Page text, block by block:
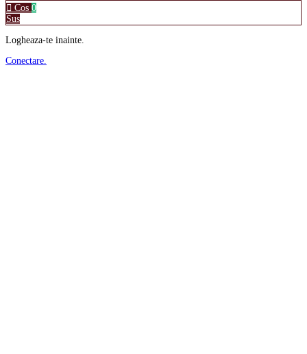
Cos 0
Sus
Logheaza-te inainte.
Conectare.